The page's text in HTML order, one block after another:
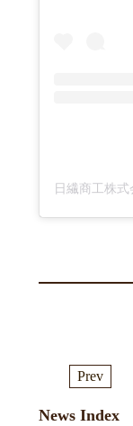
日繊商工株
Prev
News Index